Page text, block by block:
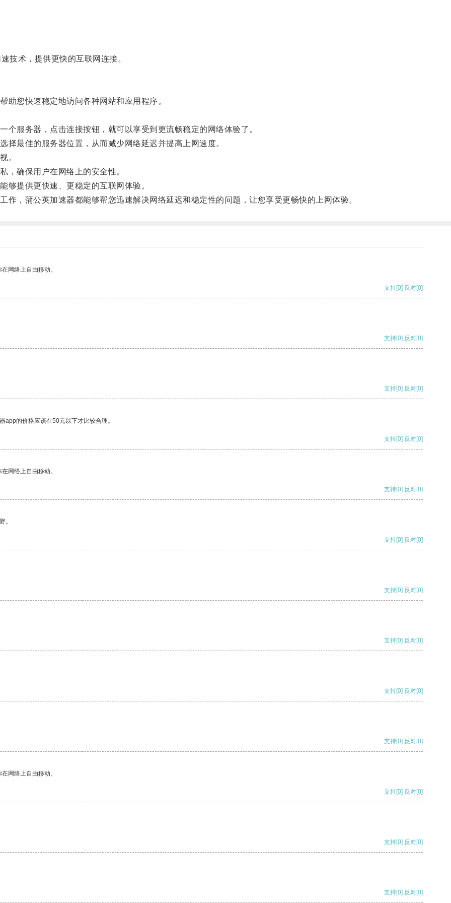
术，提供更快的互联网连接。
您快速稳定地访问各种网站和应用程序。
务器，点击连接按钮，就可以享受到更流畅稳定的网络体验了。
最佳的服务器位置，从而减少网络延迟并提高上网速度。
。
确保用户在网络上的安全性。
提供更快速、更稳定的互联网体验。
蒲公英加速器都能够帮您迅速解决网络延迟和稳定性的问题，让您享受更畅快的上网体验。
网络上自由移动。
支持[0] 反对[0]
支持[0] 反对[0]
支持[0] 反对[0]
app的价格应该在50元以下才比较合理。
支持[0] 反对[0]
网络上自由移动。
支持[0] 反对[0]
。
支持[0] 反对[0]
支持[0] 反对[0]
支持[0] 反对[0]
支持[0] 反对[0]
支持[0] 反对[0]
网络上自由移动。
支持[0] 反对[0]
支持[0] 反对[0]
支持[0] 反对[0]